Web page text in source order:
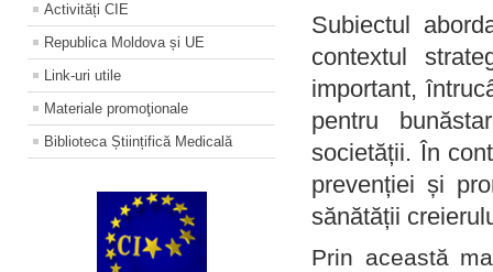
Activități CIE
Republica Moldova și UE
Link-uri utile
Materiale promoţionale
Biblioteca Științifică Medicală
Subiectul
contextul
important,
pentru
societății. În
prevenției și
sănătății
Prin această